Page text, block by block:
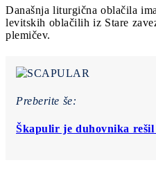
Današnja liturgična oblačila
levitskih oblačilih iz Stare
plemičev.
Preberite še:
Škapulir je duhovnika